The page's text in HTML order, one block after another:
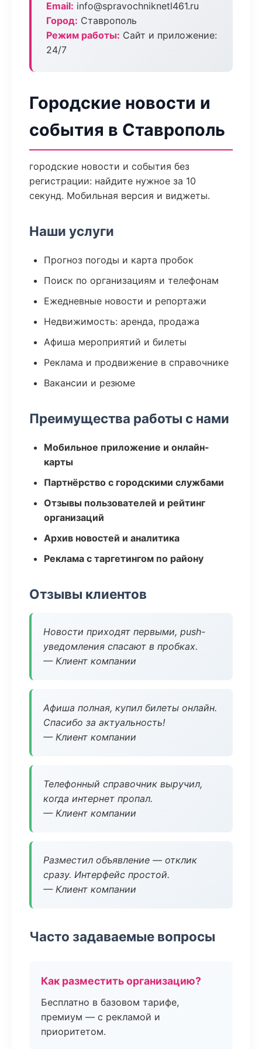
Email: info@spravochniknetl461.ru
Город: Ставрополь
Режим работы: Сайт и приложение:
24/7
Городские новости и
события в Ставрополь
городские новости и события без
регистрации: найдите нужное за 10
секунд. Мобильная версия и виджеты.
Наши услуги
Прогноз погоды и карта пробок
Поиск по организациям и телефонам
Ежедневные новости и репортажи
Недвижимость: аренда, продажа
Афиша мероприятий и билеты
Реклама и продвижение в справочнике
Вакансии и резюме
Преимущества работы с нами
Мобильное приложение и онлайн-
карты
Партнёрство с городскими службами
Отзывы пользователей и рейтинг
организаций
Архив новостей и аналитика
Реклама с таргетингом по району
Отзывы клиентов
Новости приходят первыми, push-
уведомления спасают в пробках.
— Клиент компании
Афиша полная, купил билеты онлайн.
Спасибо за актуальность!
— Клиент компании
Телефонный справочник выручил,
когда интернет пропал.
— Клиент компании
Разместил объявление — отклик
сразу. Интерфейс простой.
— Клиент компании
Часто задаваемые вопросы
Как разместить организацию?
Бесплатно в базовом тарифе,
премиум — с рекламой и
приоритетом.